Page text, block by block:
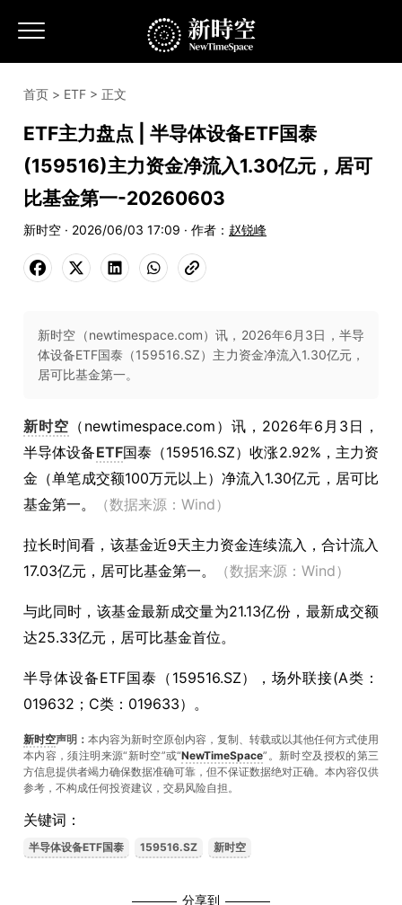
首页 > ETF > 正文
ETF主力盘点 | 半导体设备ETF国泰
(159516)主力资金净流入1.30亿元，居可
比基金第一-20260603
新时空 · 2026/06/03 17:09 · 作者： 赵锐峰
新时空（newtimespace.com）讯，2026年6月3日，半导
体设备ETF国泰（159516.SZ）主力资金净流入1.30亿元，
居可比基金第一。
新时空 （ newtimespace.com ）讯， 2026年6月3日，
半导体设备ETF国泰（159516.SZ）收涨2.92%，主力资
金（单笔成交额100万元以上）净流入1.30亿元，居可比
基金第一。
（数据来源：Wind）
拉长时间看，该基金近9天主力资金连续流入，合计流入
17.03亿元，居可比基金第一。
（数据来源：Wind）
与此同时，该基金最新成交量为21.13亿份，最新成交额
达25.33亿元，居可比基金首位。
半导体设备ETF国泰（159516.SZ），场外联接(A类：
019632；C类：019633）。
新时空声明： 本内容为新时空原创内容，复制、转载或以其他任何方式使用
本内容，须注明来源“新时空”或“NewTimeSpace”。新时空及授权的第三
方信息提供者竭力确保数据准确可靠，但不保证数据绝对正确。本內容仅供
参考，不构成任何投资建议，交易风险自担。
关键词：
半导体设备ETF国泰 159516.SZ 新时空
分享到